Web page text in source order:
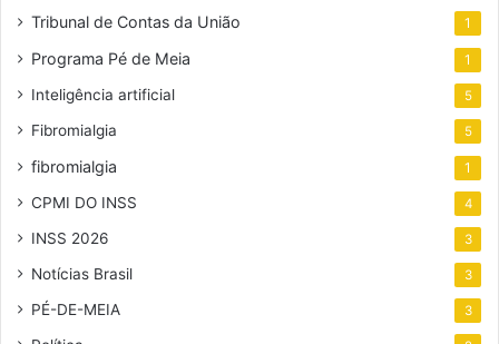
Tribunal de Contas da União 1
Programa Pé de Meia 1
Inteligência artificial 5
Fibromialgia 5
fibromialgia 1
CPMI DO INSS 4
INSS 2026 3
Notícias Brasil 3
PÉ-DE-MEIA 3